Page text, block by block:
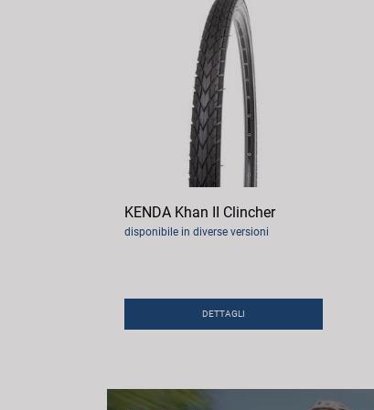
KENDA Khan II Clincher
disponibile in diverse versioni
DETTAGLI